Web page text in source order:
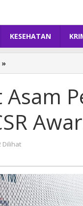
KESEHATAN
»
Bukit
Perusahaan
Terbaik
Serelo
CSR
Asam
Dilihat